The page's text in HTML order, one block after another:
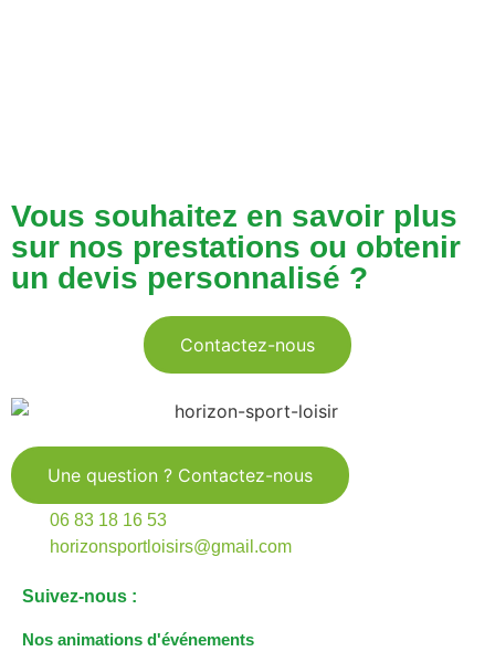
Vous souhaitez en savoir plus
sur nos prestations ou obtenir
un devis personnalisé ?
Contactez-nous
06 83 18 16 53
horizonsportloisirs@gmail.com
Suivez-nous :
Nos animations d'événements
Une question ? Contactez-nous